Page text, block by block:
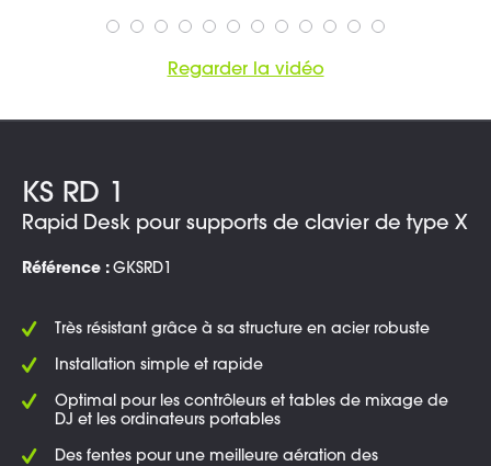
Regarder la vidéo
KS RD 1
Rapid Desk pour supports de clavier de type X
Référence : GKSRD1
Très résistant grâce à sa structure en acier robuste
Installation simple et rapide
Optimal pour les contrôleurs et tables de mixage de
DJ et les ordinateurs portables
Des fentes pour une meilleure aération des